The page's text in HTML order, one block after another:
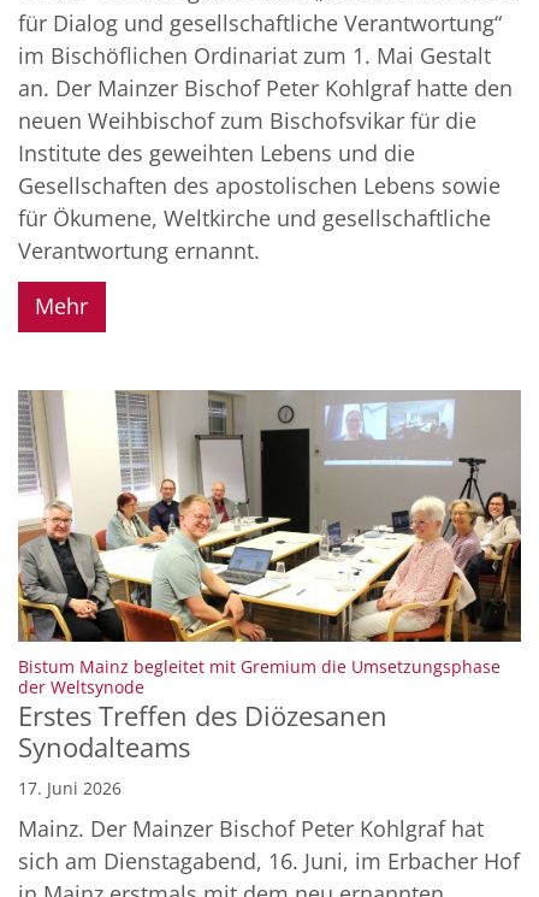
für Dialog und gesellschaftliche Verantwortung“
im Bischöflichen Ordinariat zum 1. Mai Gestalt
an. Der Mainzer Bischof Peter Kohlgraf hatte den
neuen Weihbischof zum Bischofsvikar für die
Institute des geweihten Lebens und die
Gesellschaften des apostolischen Lebens sowie
für Ökumene, Weltkirche und gesellschaftliche
Verantwortung ernannt.
Mehr
Bistum Mainz begleitet mit Gremium die Umsetzungsphase
der Weltsynode:
Erstes Treffen des Diözesanen
Synodalteams
17. Juni 2026
Mainz. Der Mainzer Bischof Peter Kohlgraf hat
sich am Dienstagabend, 16. Juni, im Erbacher Hof